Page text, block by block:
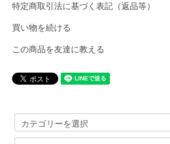
特定商取引法に基づく表記（返品等）
買い物を続ける
この商品を友達に教える